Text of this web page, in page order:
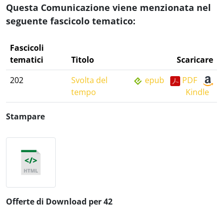
Questa Comunicazione viene menzionata nel
seguente fascicolo tematico:
Fascicoli
tematici
Titolo
Scaricare
202
Svolta del
tempo
epub
PDF
Kindle
Stampare
Offerte di Download per 42